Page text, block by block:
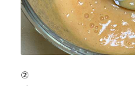
②